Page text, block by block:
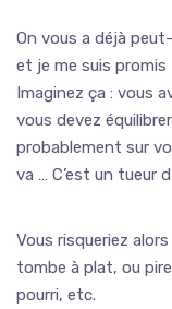
On vous a déjà
et je me suis
Imaginez ça : vous
vous devez
probablement sur
va … C’est un tueur
Vous risqueriez
tombe à plat, ou
pourri, etc.